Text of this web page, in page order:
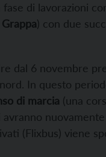
di lavorazioni
) con due
dal 6 novembre
In questo
di marcia (una
(Flixbus) viene